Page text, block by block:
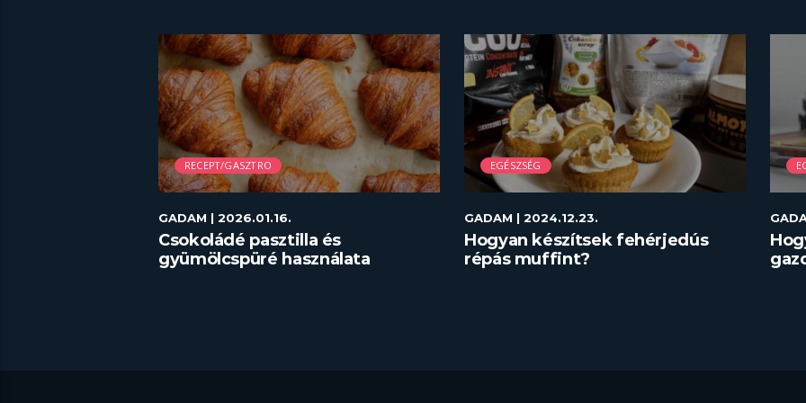
RECEPT/GASZTRO
GADAM | 2026.01.16.
Csokoládé pasztilla és
gyümölcspüré használata
EGÉSZSÉG
GADAM | 2024.12.23.
Hogyan készítsek fehérjedús
répás muffint?